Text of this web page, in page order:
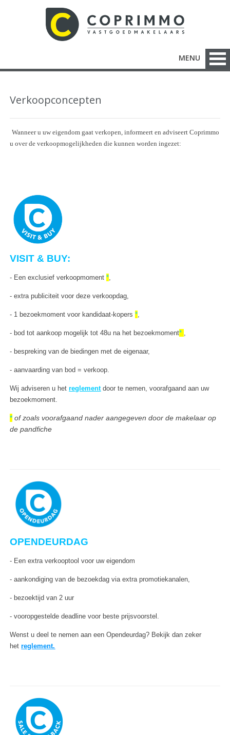
MENU
Verkoopconcepten
Wanneer u uw eigendom gaat verkopen, informeert en adviseert Coprimmo
u over de verkoopmogelijkheden die kunnen worden ingezet:
VISIT & BUY:
- Een exclusief verkoopmoment*,
- extra publiciteit voor deze verkoopdag,
- 1 bezoekmoment voor kandidaat-kopers*,
- bod tot aankoop mogelijk tot 48u na het bezoekmoment* ,
- bespreking van de biedingen met de eigenaar,
- aanvaarding van bod = verkoop.
Wij adviseren u hetreglementdoor te nemen, voorafgaand aan uw
bezoekmoment.
* of zoals voorafgaand nader aangegeven door de makelaar op
de pandfiche
OPENDEURDAG
- Een extra verkooptool voor uw eigendom
-aankondiging van de bezoekdag via extra promotiekanalen,
- bezoektijd van 2 uur
-vooropgestelde deadline voor beste prijsvoorstel.
Wenst u deel te nemen aan een Opendeurdag? Bekijk dan zeker
hetreglement.